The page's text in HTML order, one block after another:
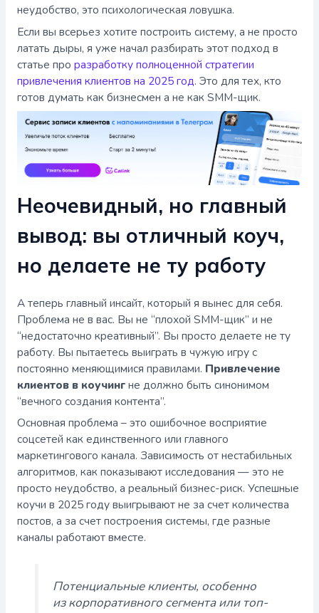
неудобство, это психологическая ловушка.
Если вы всерьез хотите построить систему, а не просто
латать дыры, я уже начал разбирать этот подход в
статье про разработку полноценной стратегии
привлечения клиентов на 2025 год. Это для тех, кто
готов думать как бизнесмен а не как SMM-щик.
Неочевидный, но главный
вывод: вы отличный коуч,
но делаете не ту работу
А теперь главный инсайт, который я вынес для себя.
Проблема не в вас. Вы не “плохой SMM-щик” и не
“недостаточно креативный”. Вы просто делаете не ту
работу. Вы пытаетесь выиграть в чужую игру с
постоянно меняющимися правилами. Привлечение
клиентов в коучингне должно быть синонимом
“вечного создания контента”.
Основная проблема – это ошибочное восприятие
соцсетей как единственного или главного
маркетингового канала. Зависимость от нестабильных
алгоритмов, как показывают исследования — это не
просто неудобство, а реальный бизнес-риск. Успешные
коучи в 2025 году выигрывают не за счет количества
постов, а за счет построения системы, где разные
каналы работают вместе.
Потенциальные клиенты, особенно
из корпоративного сегмента или топ-